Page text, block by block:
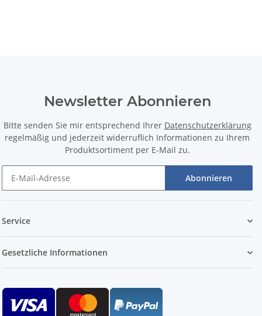
Newsletter Abonnieren
Bitte senden Sie mir entsprechend Ihrer Datenschutzerklärung
regelmäßig und jederzeit widerruflich Informationen zu Ihrem
Produktsortiment per E-Mail zu.
Abonnieren
Service
Gesetzliche Informationen